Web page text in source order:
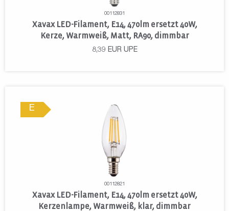
00112831
Xavax LED-Filament, E14, 470lm ersetzt 40W,
Kerze, Warmweiß, Matt, RA90, dimmbar
8,39 EUR UPE
E
00112821
Xavax LED-Filament, E14, 470lm ersetzt 40W,
Kerzenlampe, Warmweiß, klar, dimmbar